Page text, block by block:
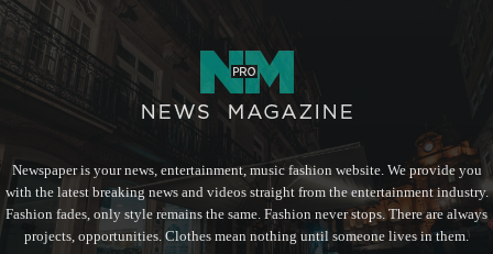
Newspaper is your news, entertainment, music fashion website. We provide you
with the latest breaking news and videos straight from the entertainment industry.
Fashion fades, only style remains the same. Fashion never stops. There are always
projects, opportunities. Clothes mean nothing until someone lives in them.